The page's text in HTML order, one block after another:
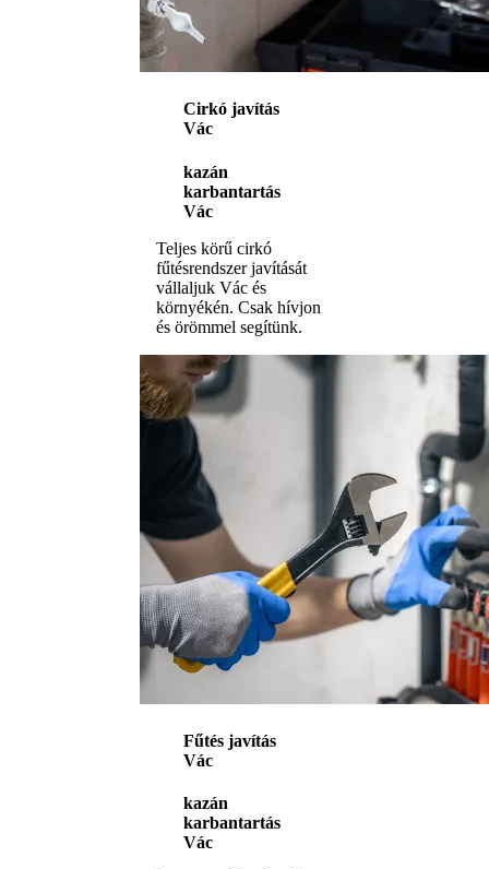
Cirkó javítás
Vác
kazán
karbantartás
Vác
Teljes körű cirkó
fűtésrendszer javítását
vállaljuk Vác és
környékén. Csak hívjon
és örömmel segítünk.
Fűtés javítás
Vác
kazán
karbantartás
Vác